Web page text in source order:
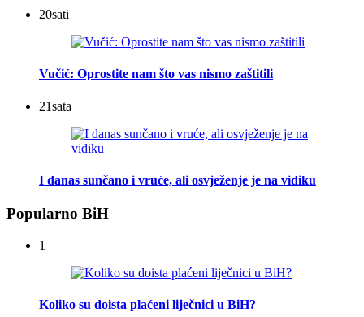
20sati
Vučić: Oprostite nam što vas nismo zaštitili
21sata
I danas sunčano i vruće, ali osvježenje je na vidiku
Popularno BiH
1
Koliko su doista plaćeni liječnici u BiH?